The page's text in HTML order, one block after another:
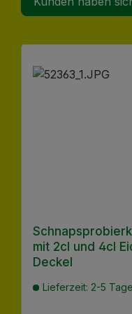
Produktgalerie
mit 2cl und 4cl
Deckel
Lieferzeit: 2-5 Tage